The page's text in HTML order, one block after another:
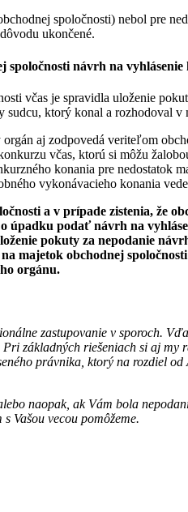
spoločnosti) nebol pre
ukončené.
spoločnosti návrh na
včas je spravidla uloženie
sudcu, ktorý konal a rozhodoval v
aj zodpovedá veriteľom
včas, ktorú si môžu
konania pre nedostatok
vykonávacieho konania
a v prípade zistenia, že
úpadku podať návrh na
pokuty za nepodanie
majetok obchodnej
orgánu.
zastupovanie v sporoch.
základných riešeniach si aj
právnika, ktorý na rozdiel
naopak, ak Vám bola
Vašou vecou pomôžeme.